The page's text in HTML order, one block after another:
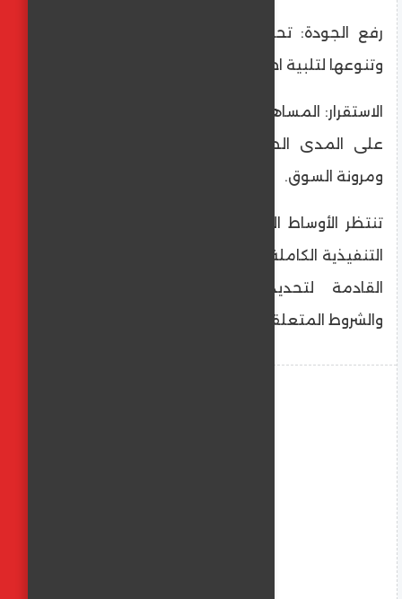
رفع الجودة: تحسين جودة المشاريع العقارية
وتنوعها لتلبية احتياجات المستثمرين الدوليين.
الاستقرار: المساهمة في استقرار أسعار العقارات
على المدى الطويل من خلال زيادة العرض
ومرونة السوق.
تنتظر الأوساط الاستثمارية الكشف عن اللوائح
التنفيذية الكاملة للنظام المحدث خلال الأسابيع
القادمة لتحديد النطاق الدقيق للتملك
والشروط المتعلقة به.